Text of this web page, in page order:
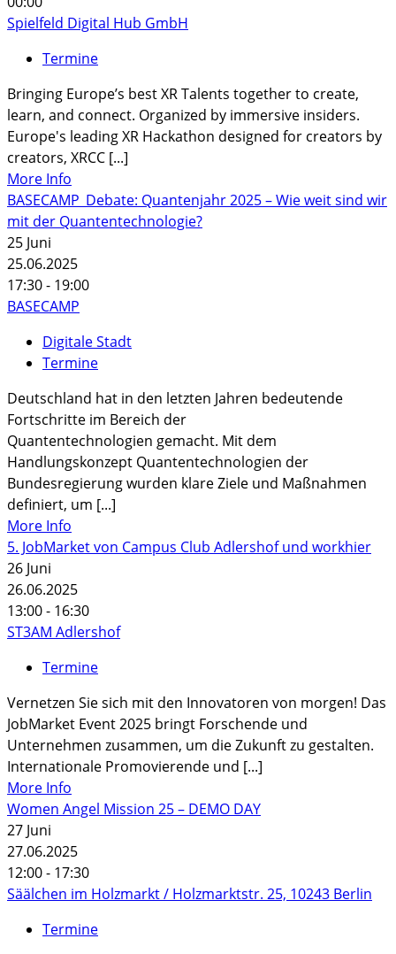
Spielfeld Digital Hub GmbH
Termine
Bringing Europe’s best XR Talents together to create,
learn, and connect. Organized by immersive insiders.
Europe's leading XR Hackathon designed for creators by
creators, XRCC [...]
More Info
BASECAMP_Debate: Quantenjahr 2025 – Wie weit sind wir
mit der Quantentechnologie?
25 Juni
25.06.2025
17:30 - 19:00
BASECAMP
Digitale Stadt
Termine
Deutschland hat in den letzten Jahren bedeutende
Fortschritte im Bereich der
Quantentechnologien gemacht. Mit dem
Handlungskonzept Quantentechnologien der
Bundesregierung wurden klare Ziele und Maßnahmen
definiert, um [...]
More Info
5. JobMarket von Campus Club Adlershof und workhier
26 Juni
26.06.2025
13:00 - 16:30
ST3AM Adlershof
Termine
Vernetzen Sie sich mit den Innovatoren von morgen! Das
JobMarket Event 2025 bringt Forschende und
Unternehmen zusammen, um die Zukunft zu gestalten.
Internationale Promovierende und [...]
More Info
Women Angel Mission 25 – DEMO DAY
27 Juni
27.06.2025
12:00 - 17:30
Säälchen im Holzmarkt / Holzmarktstr. 25, 10243 Berlin
Termine